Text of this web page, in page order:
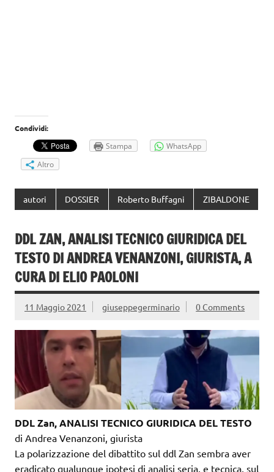
Condividi:
Stampa
WhatsApp
Altro
autori DOSSIER Roberto Buffagni ZIBALDONE
DDL ZAN, ANALISI TECNICO GIURIDICA DEL
TESTO DI ANDREA VENANZONI, GIURISTA, A
CURA DI ELIO PAOLONI
11 Maggio 2021 giuseppegerminario 0 Comments
DDL Zan, ANALISI TECNICO GIURIDICA DEL TESTO
di Andrea Venanzoni, giurista
La polarizzazione del dibattito sul ddl Zan sembra aver
eradicato qualunque ipotesi di analisi seria, e tecnica, sul